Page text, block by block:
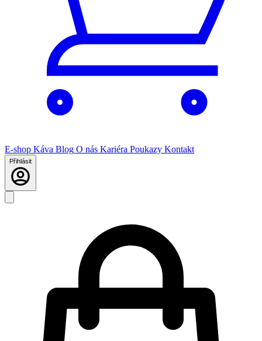
E-shop Káva Blog O nás Kariéra Poukazy Kontakt
Přihlásit